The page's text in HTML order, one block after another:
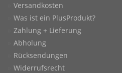
Versandkosten
Was ist ein PlusProdukt?
Zahlung + Lieferung
Abholung
Rücksendungen
Widerrufsrecht